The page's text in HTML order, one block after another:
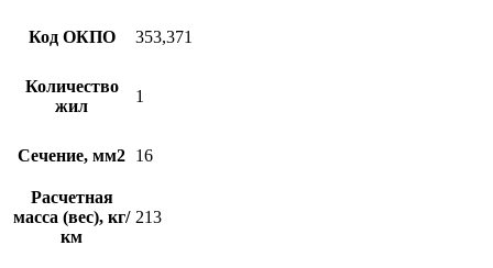
Код ОКПО 353,371
Количество
жил
1
Сечение, мм2 16
Расчетная
масса (вес), кг/
км
213